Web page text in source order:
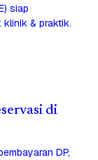
siap
klinik & praktik.
di
DP,